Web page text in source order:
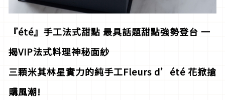
『été』手工法式甜點 最具話題甜點強勢登台 一
揭VIP法式料理神秘面紗
三顆米其林星實力的純手工Fleurs d’été花掀搶
購風潮!